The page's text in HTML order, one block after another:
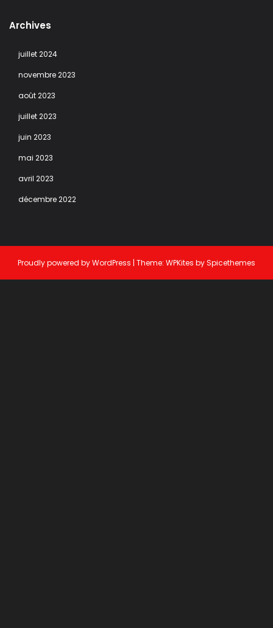
Archives
juillet 2024
novembre 2023
août 2023
juillet 2023
juin 2023
mai 2023
avril 2023
décembre 2022
Proudly powered byWordPress | Theme: WPKites bySpicethemes